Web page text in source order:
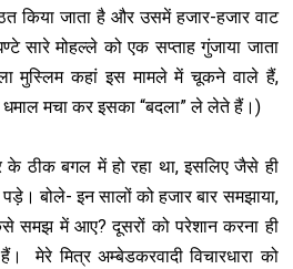
किया जाता है और उसमें हजार-हजार वाट
सारे मोहल्ले को एक सप्ताह गुंजाया जाता
मुस्लिम कहां इस मामले में चूकने वाले हैं,
धमाल मचा कर इसका “बदला” ले लेते हैं।)
ठीक बगल में हो रहा था, इसलिए जैसे ही
बोले- इन सालों को हजार बार समझाया,
समझ में आए? दूसरों को परेशान करना ही
मेरे मित्र अम्बेडकरवादी विचारधारा को